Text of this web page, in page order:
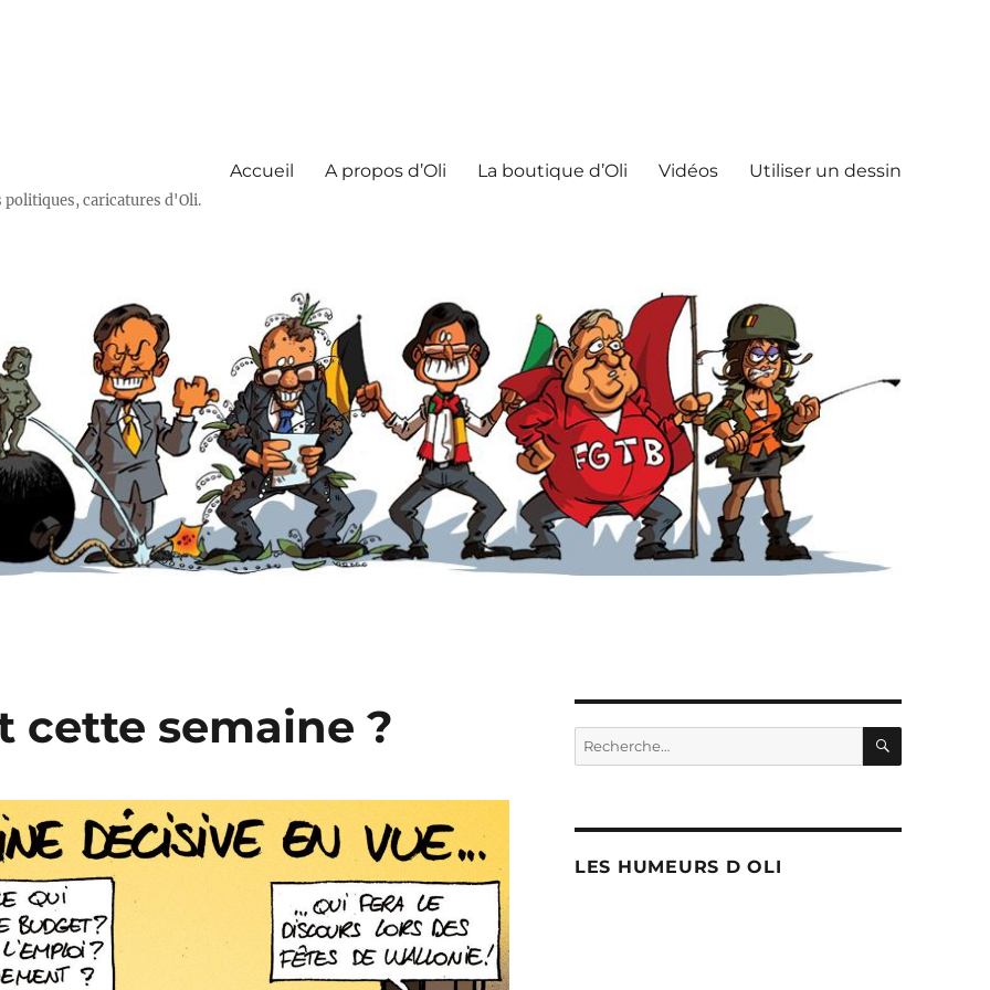
caricatures d'Oli.
Accueil A propos d’Oli La boutique d’Oli Vidéos Utiliser un dessin
cette semaine ?
Recherche
pour :
LES HUMEURS D OLI